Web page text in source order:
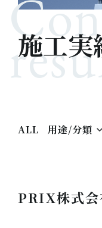
施工実
ALL 用途/分類
PRIX株式会